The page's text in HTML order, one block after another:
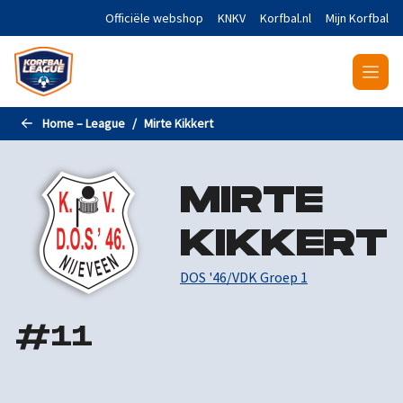
Naar de hoofdinhoud gaanOfficiële webshop KNKV Korfbal.nl Mijn Korfbal
Home – League Mirte Kikkert
MIRTE
KIKKERT
DOS '46/VDK Groep 1
#11